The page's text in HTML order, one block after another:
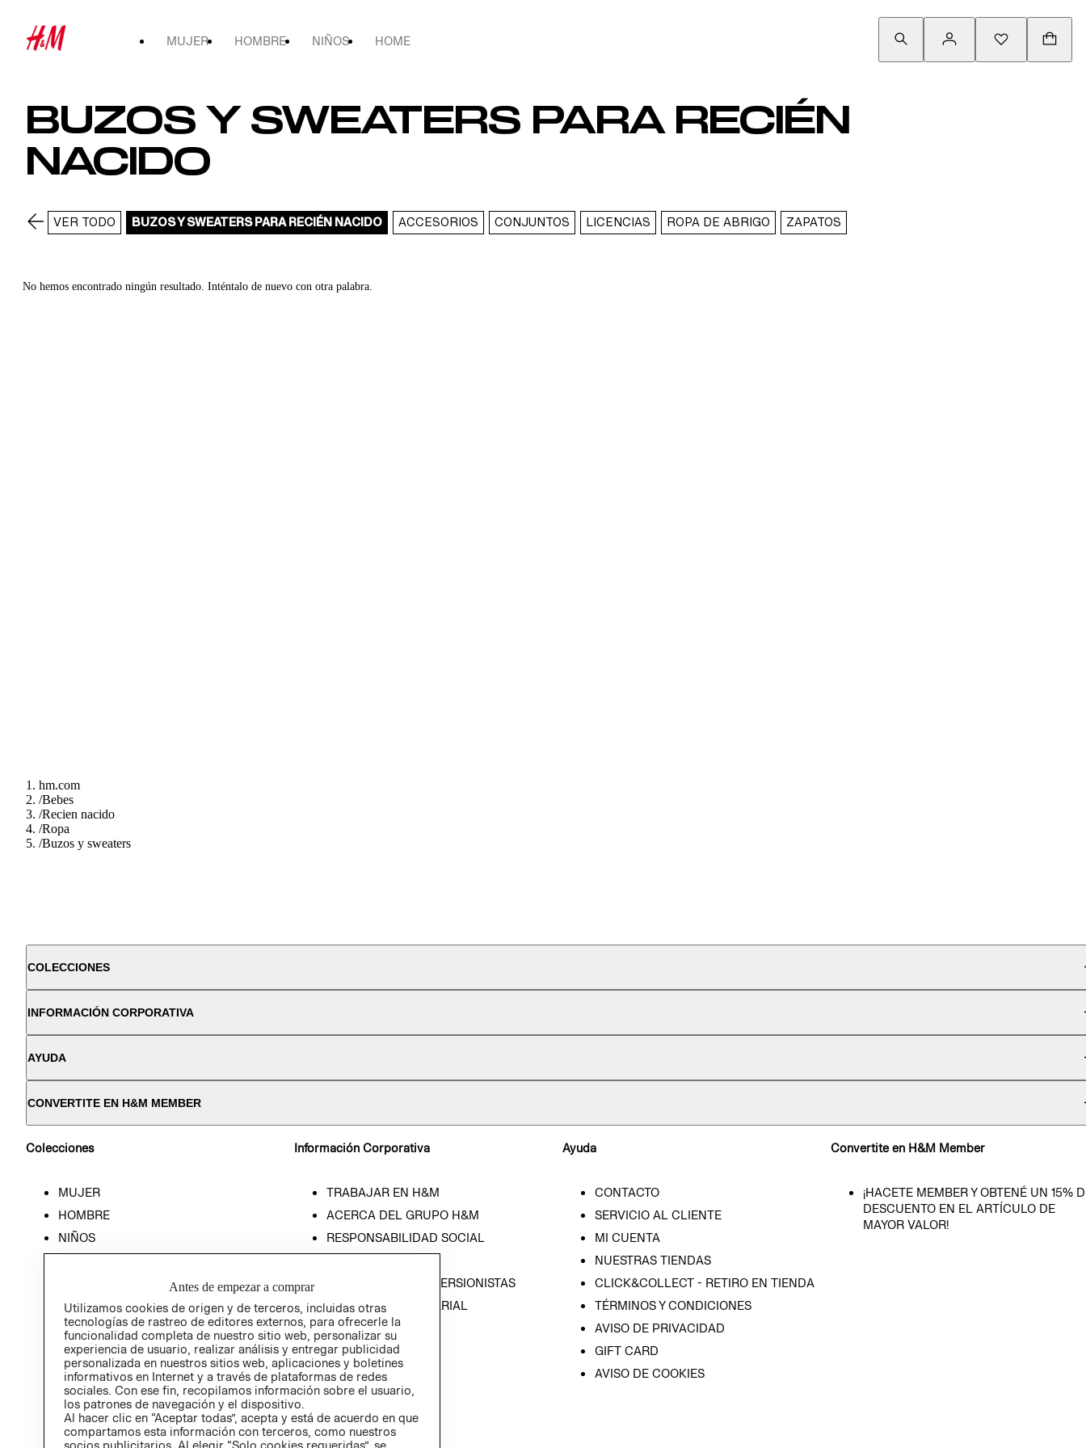
MUJER HOMBRE NIÑOS HOME
BUZOS Y SWEATERS PARA RECIÉN
NACIDO
VER TODO BUZOS Y SWEATERS PARA RECIÉN NACIDO ACCESORIOS CONJUNTOS LICENCIAS ROPA DE ABRIGO ZAPATOS
No hemos encontrado ningún resultado. Inténtalo de nuevo con otra palabra.
hm.com
/Bebes
/Recien nacido
/Ropa
/Buzos y sweaters
COLECCIONES
INFORMACIÓN CORPORATIVA
AYUDA
CONVERTITE EN H&M MEMBER
Colecciones
MUJER
HOMBRE
NIÑOS
Información Corporativa
TRABAJAR EN H&M
ACERCA DEL GRUPO H&M
RESPONSABILIDAD SOCIAL
RELACIÓN CON INVERSIONISTAS
POLÍTICA EMPRESARIAL
Ayuda
CONTACTO
SERVICIO AL CLIENTE
MI CUENTA
NUESTRAS TIENDAS
CLICK&COLLECT - RETIRO EN TIENDA
TÉRMINOS Y CONDICIONES
AVISO DE PRIVACIDAD
GIFT CARD
AVISO DE COOKIES
Convertite en H&M Member
¡HACETE MEMBER Y OBTENÉ UN 15%
DESCUENTO EN EL ARTÍCULO DE
MAYOR VALOR!
Antes de empezar a comprar
Utilizamos cookies de origen y de terceros, incluidas otras
tecnologías de rastreo de editores externos, para ofrecerle la
funcionalidad completa de nuestro sitio web, personalizar su
experiencia de usuario, realizar análisis y entregar publicidad
personalizada en nuestros sitios web, aplicaciones y boletines
informativos en Internet y a través de plataformas de redes
sociales. Con ese fin, recopilamos información sobre el usuario,
los patrones de navegación y el dispositivo.
Al hacer clic en “Aceptar todas”, acepta y está de acuerdo en que
compartamos esta información con terceros, como nuestros